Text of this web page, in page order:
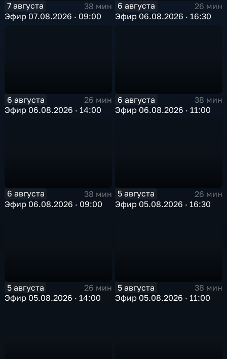
7 августа
38 мин
Эфир 07.08.2026 · 09:00
6 августа
26 мин
Эфир 06.08.2026 · 16:30
6 августа
26 мин
Эфир 06.08.2026 · 14:00
6 августа
38 мин
Эфир 06.08.2026 · 11:00
6 августа
38 мин
Эфир 06.08.2026 · 09:00
5 августа
26 мин
Эфир 05.08.2026 · 16:30
5 августа
26 мин
Эфир 05.08.2026 · 14:00
5 августа
38 мин
Эфир 05.08.2026 · 11:00